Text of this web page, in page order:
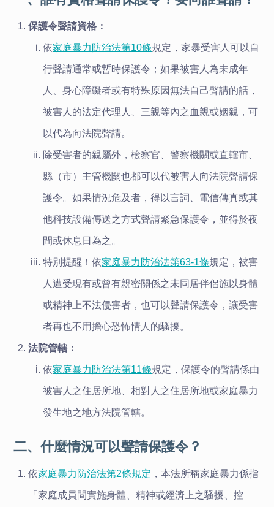
保護令聲請資格：
依家庭暴力防治法第10條規定，家暴受害人可以自
行聲請通常或暫時保護令；如果被害人為未成年
人、身心障礙者或有特殊原因無法自己聲請的話，
被害人的法定代理人、三親等內之血親或姻親，可
以代為向法院聲請。
除受害者的親屬外，檢察官、警察機關或直轄市、
縣（市）主管機關也都可以代被害人向法院聲請保
護令。如果情況危及者，得以言詞、電信傳真或其
他科技設備傳送之方式聲請緊急保護令，並得於夜
間或休息日為之。
特別提醒！依家庭暴力防治法第63-1條規定，被害
人遭受現有或曾有親密關係之未同居伴侶施以身體
或精神上不法侵害者，也可以聲請保護令，讓受害
者再也不用擔心恐怖情人的騷擾。
法院管轄：
依家庭暴力防治法第11條規定，保護令的聲請係由
被害人之住居所地、相對人之住居所地或家庭暴力
發生地之地方法院管轄。
二、什麼情況可以聲請保護令？
依家庭暴力防治法第2條規定 ，本法所稱家庭暴力係指
「家庭成員間實施身體、精神或經濟上之騷擾、控